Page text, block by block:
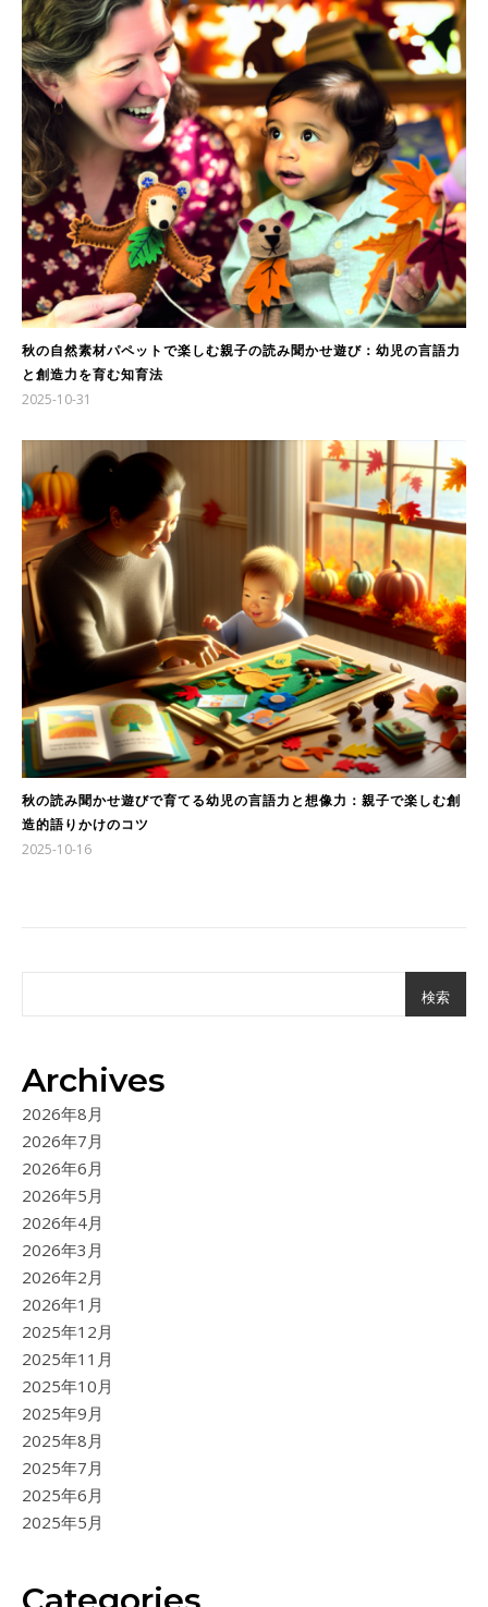
秋の自然素材パペットで楽しむ親子の読み聞かせ遊び：幼児の言語力
と創造力を育む知育法
2025-10-31
秋の読み聞かせ遊びで育てる幼児の言語力と想像力：親子で楽しむ創
造的語りかけのコツ
2025-10-16
検索
Archives
2026年8月
2026年7月
2026年6月
2026年5月
2026年4月
2026年3月
2026年2月
2026年1月
2025年12月
2025年11月
2025年10月
2025年9月
2025年8月
2025年7月
2025年6月
2025年5月